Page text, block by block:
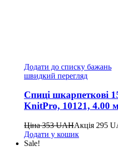
Додати до списку бажань
швидкий перегляд
Спиці шкарпеткові
KnitPro, 10121, 4.00
Ціна353UAHАкція 295
Додати у кошик
Sale!